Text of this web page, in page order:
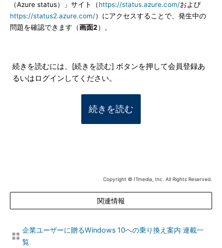
（Azure status）」サイト（https://status.azure.com/および
https://status2.azure.com/）にアクセスすることで、発生中の
問題を確認できます（画面2）。
続きを読むには、[続きを読む] ボタンを押して会員登録あ
るいはログインしてください。
続きを読む
Copyright © ITmedia, Inc. All Rights Reserved.
関連情報
企業ユーザーに贈るWindows 10への乗り換え案内 連載一
覧